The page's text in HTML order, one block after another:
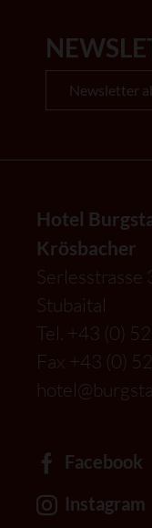
Newsletter
Hotel
Krösbacher
Stubaital
Tel. +43 (0)
Fax +43 (0)
Facebook
Instagram